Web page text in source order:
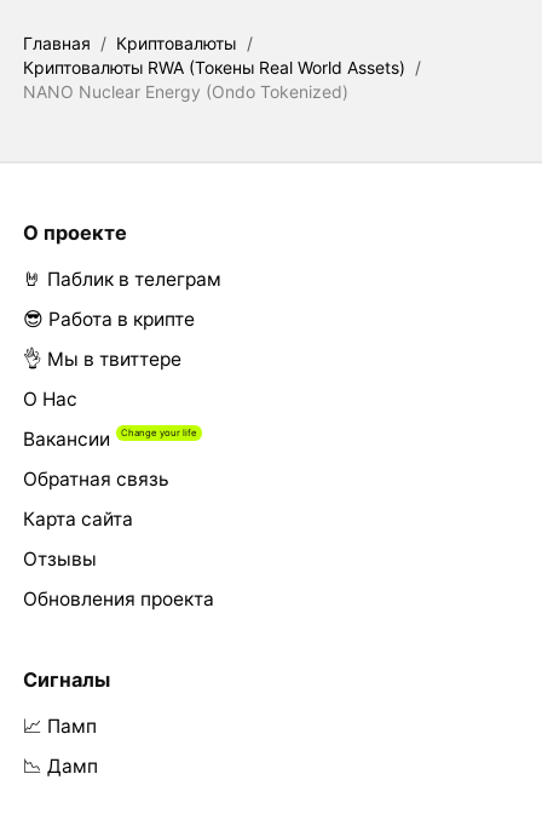
Главная / Криптовалюты /
Криптовалюты RWA (Токены Real World Assets) /
NANO Nuclear Energy (Ondo Tokenized)
О проекте
🤘 Паблик в телеграм
😎 Работа в крипте
👌 Мы в твиттере
О Нас
Вакансии
Обратная связь
Карта сайта
Отзывы
Обновления проекта
Сигналы
📈 Памп
📉 Дамп